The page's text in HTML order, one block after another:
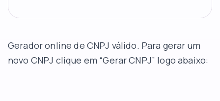
Gerador online de CNPJ válido. Para gerar um
novo CNPJ clique em “Gerar CNPJ” logo abaixo: